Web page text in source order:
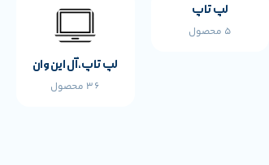
لپ تاپ
5 محصول
لپ تاپ،آل این وان
36 محصول